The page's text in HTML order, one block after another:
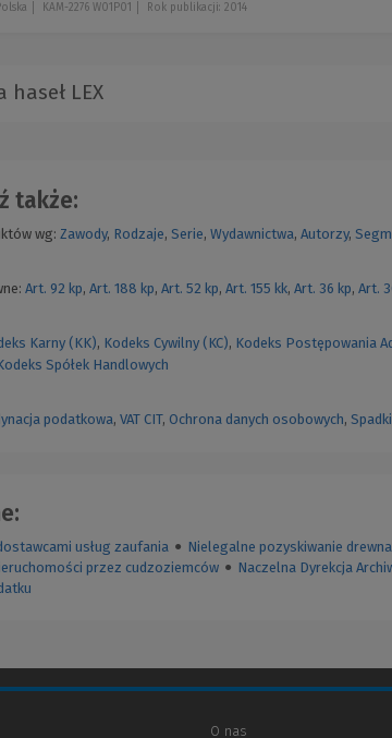
KAM-2276 W01P01 Rok publikacji: 2014
haseł LEX
także:
wg: Zawody, Rodzaje, Serie, Wydawnictwa, Autorzy,
Art. 92 kp, Art. 188 kp, Art. 52 kp, Art. 155 kk, Art. 36 kp, Art.
Karny (KK), Kodeks Cywilny (KC), Kodeks Postępowania
Spółek Handlowych
podatkowa, VAT CIT, Ochrona danych osobowych, Spadki
usług zaufania ● Nielegalne pozyskiwanie
przez cudzoziemców ● Naczelna Dyrekcja
O nas